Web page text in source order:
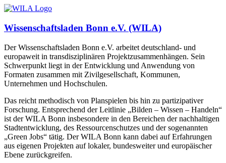
Wissenschaftsladen Bonn e.V. (WILA)
Der Wissenschaftsladen Bonn e.V. arbeitet deutschland- und
europaweit in transdisziplinären Projektzusammen­hängen. Sein
Schwerpunkt liegt in der Entwicklung und Anwendung von
Formaten zusammen mit Zivilgesellschaft, Kommunen,
Unternehmen und Hochschulen.
Das reicht methodisch von Planspielen bis hin zu partizipativer
Forschung. Entsprechend der Leitlinie „Bilden – Wissen – Handeln“
ist der WILA Bonn insbesondere in den Bereichen der nachhaltigen
Stadtentwicklung, des Ressourcenschutzes und der sogenannten
„Green Jobs“ tätig. Der WILA Bonn kann dabei auf Erfahrungen
aus eigenen Projekten auf lokaler, bundesweiter und europäischer
Ebene zurückgreifen.